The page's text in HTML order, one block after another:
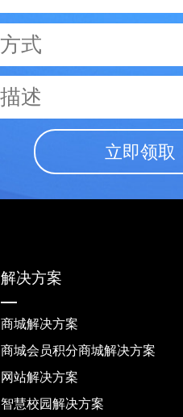
立即领取
解决方案
商城解决方案
商城会员积分商城解决方案
网站解决方案
智慧校园解决方案